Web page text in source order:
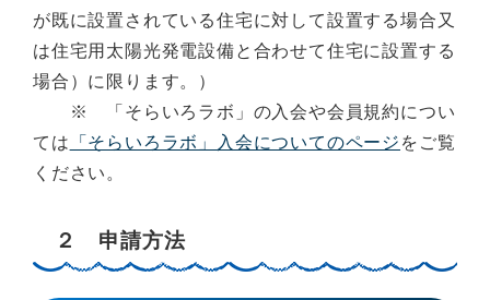
が既に設置されている住宅に対して設置する場合又
は住宅用太陽光発電設備と合わせて住宅に設置する
場合）に限ります。）
※ 「そらいろラボ」の入会や会員規約につい
ては 「そらいろラボ」入会についてのページ をご覧
ください。
２ 申請方法